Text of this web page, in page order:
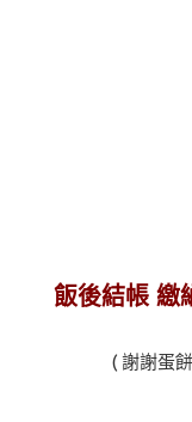
飯後結帳 繳
( 謝謝蛋